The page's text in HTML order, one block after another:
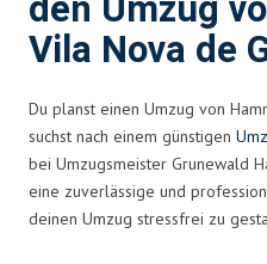
Vila Nova de
Du planst einen Umzug von
suchst nach einem günstigen
bei Umzugsmeister Grunewald
eine zuverlässige und
deinen Umzug stressfrei zu